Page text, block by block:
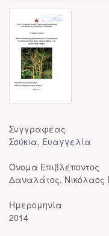
Συγγραφέας
Σούκια, Ευαγγελία
Όνομα Επιβλέποντος
Δαναλάτος, Νικόλαος
Ημερομηνία
2014